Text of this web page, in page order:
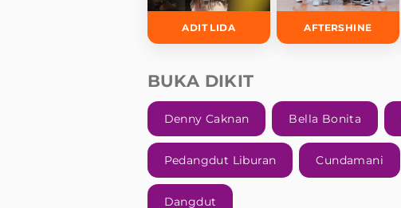
ADIT LIDA AFTERSHINE
BUKA DIKIT
Denny Caknan Bella Bonita
Pedangdut Liburan Cundamani
Dangdut